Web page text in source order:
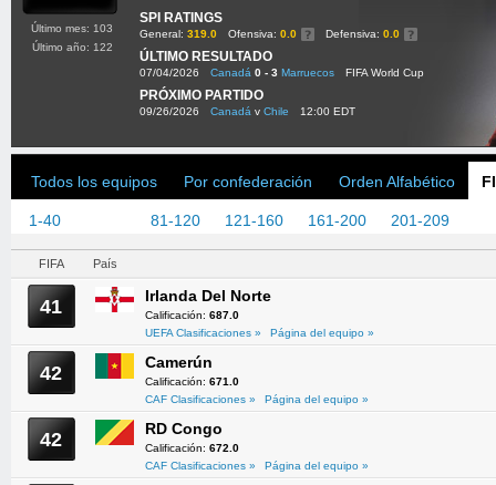
SPI RATINGS
General: 319.0 Ofensiva: 0.0 Defensiva: 0.0
ÚLTIMO RESULTADO
07/04/2026 Canadá 0 - 3 Marruecos FIFA World Cup
PRÓXIMO PARTIDO
09/26/2026 Canadá v Chile 12:00 EDT
Último mes: 103
Último año: 122
Todos los equipos Por confederación Orden Alfabético
1-40 81-120 121-160 161-200 201-209
FIFA País
41 Irlanda Del Norte
Calificación: 687.0
UEFA Clasificaciones »
Página del equipo »
42 Camerún
Calificación: 671.0
CAF Clasificaciones »
Página del equipo »
42 RD Congo
Calificación: 672.0
CAF Clasificaciones »
Página del equipo »